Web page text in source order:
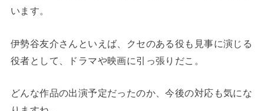
います。
伊勢谷友介さんといえば、クセのある役も見事に演じる
役者として、ドラマや映画に引っ張りだこ。
どんな作品の出演予定だったのか、今後の対応も気にな